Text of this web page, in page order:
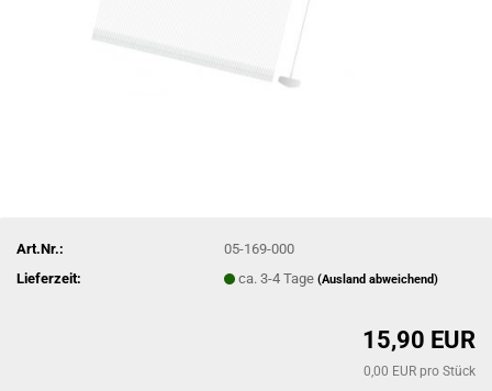
Art.Nr.:
05-169-000
Lieferzeit:
ca. 3-4 Tage(Ausland abweichend)
15,90 EUR
0,00 EUR pro Stück